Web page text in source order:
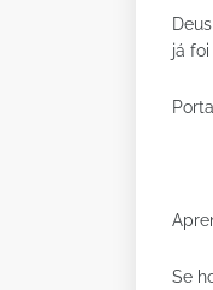
já foi
Se